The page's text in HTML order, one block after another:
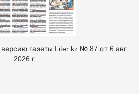
газеты Liter.kz № 87 от 6 авг.
2026 г.